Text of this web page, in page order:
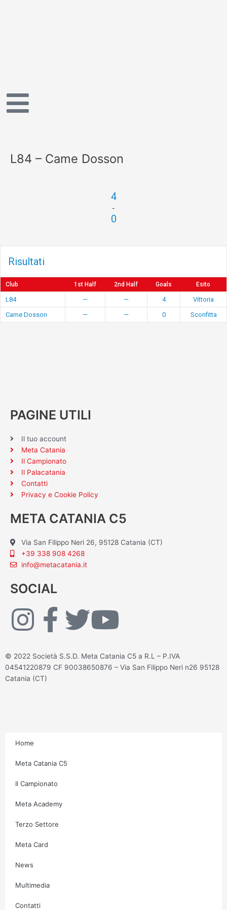
L84 – Came Dosson
4
-
0
Risultati
Club 1st Half 2nd Half Goals Esito
L84 — — 4
Vittoria
Came Dosson
— — 0 Sconfitta
PAGINE UTILI
Il tuo account
Meta Catania
Il Campionato
Il Palacatania
Contatti
Privacy e Cookie Policy
META CATANIA C5
Via San Filippo Neri 26, 95128 Catania (CT)
+39 338 908 4268
info@metacatania.it
SOCIAL
I
s
g
r
a
m
F
a
c
o
k
-
T
i
Y
u
© 2022 Società S.S.D. Meta Catania C5 a R.L – P.IVA
04541220879 CF 90038650876 – Via San Filippo Neri n26 95128
Catania (CT)
Home
Meta Catania C5
Il Campionato
Meta Academy
Terzo Settore
Meta Card
News
Multimedia
Contatti